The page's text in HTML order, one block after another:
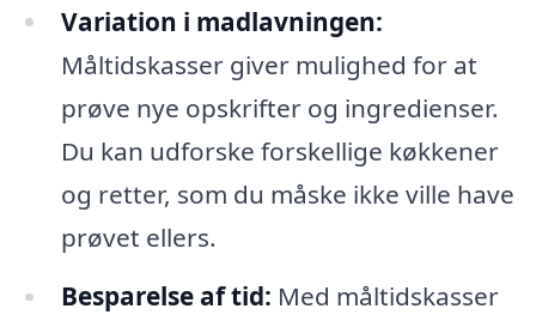
Variation i madlavningen:
Måltidskasser giver mulighed for at
prøve nye opskrifter og ingredienser.
Du kan udforske forskellige køkkener
og retter, som du måske ikke ville have
prøvet ellers.
Besparelse af tid: Med måltidskasser